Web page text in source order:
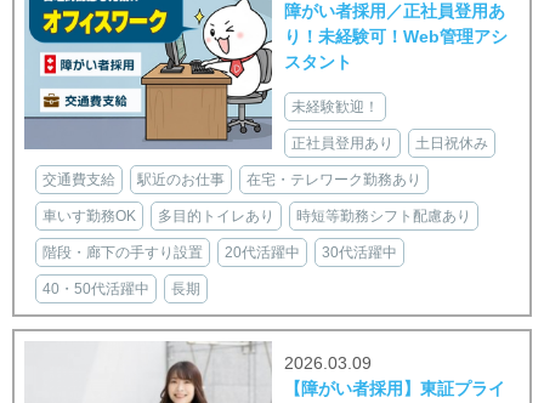
障がい者採用／正社員登用あ
り！未経験可！Web管理アシ
スタント
未経験歓迎！
正社員登用あり 土日祝休み
交通費支給 駅近のお仕事 在宅・テレワーク勤務あり
車いす勤務OK 多目的トイレあり 時短等勤務シフト配慮あり
階段・廊下の手すり設置 20代活躍中 30代活躍中
40・50代活躍中 長期
2026.03.09
【障がい者採用】東証プライ